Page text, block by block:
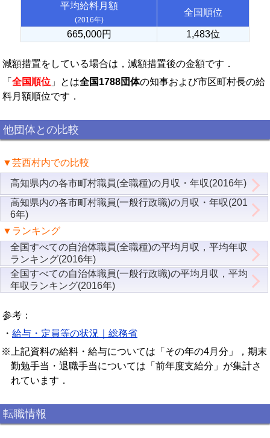
平均給料月額
(2016年)
全国順位
665,000円 1,483位
減額措置をしている場合は，減額措置後の金額です．
「 全国順位 」とは全国1788団体の知事および市区町村長の給
料月額順位です．
他団体との比較
▼芸西村内での比較
高知県内の各市町村職員(全職種)の月収・年収(2016年)
高知県内の各市町村職員(一般行政職)の月収・年収(201
6年)
▼ランキング
全国すべての自治体職員(全職種)の平均月収，平均年収
ランキング(2016年)
全国すべての自治体職員(一般行政職)の平均月収，平均
年収ランキング(2016年)
参考：
・ 給与・定員等の状況｜総務省
※上記資料の給料・給与については「その年の4月分」，期末
勤勉手当・退職手当については「前年度支給分」が集計さ
れています．
転職情報